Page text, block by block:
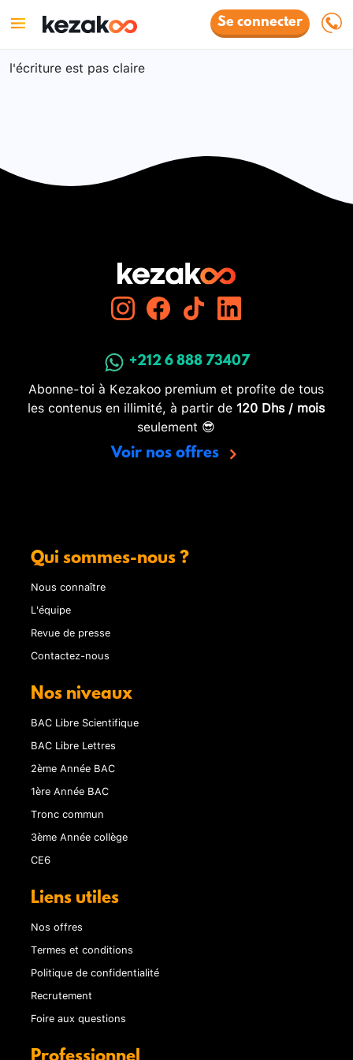
Se connecter
l'écriture est pas claire
+212 6 888 73407
Abonne-toi à Kezakoo premium et profite de tous
les contenus en illimité, à partir de 120 Dhs / mois
seulement 😎
Voir nos offres
Qui sommes-nous ?
Nous connaître
L'équipe
Revue de presse
Contactez-nous
Nos niveaux
BAC Libre Scientifique
BAC Libre Lettres
2ème Année BAC
1ère Année BAC
Tronc commun
3ème Année collège
CE6
Liens utiles
Nos offres
Termes et conditions
Politique de confidentialité
Recrutement
Foire aux questions